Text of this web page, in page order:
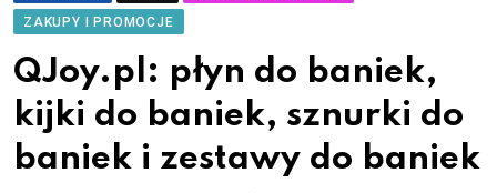
ZAKUPY I PROMOCJE
QJoy.pl: płyn do baniek,
kijki do baniek, sznurki do
baniek i zestawy do baniek